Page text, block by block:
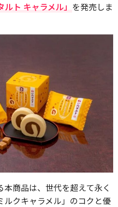
ルト キャラメル」 を発売しま
商品は、世代を超えて永く
ルクキャラメル」のコクと優